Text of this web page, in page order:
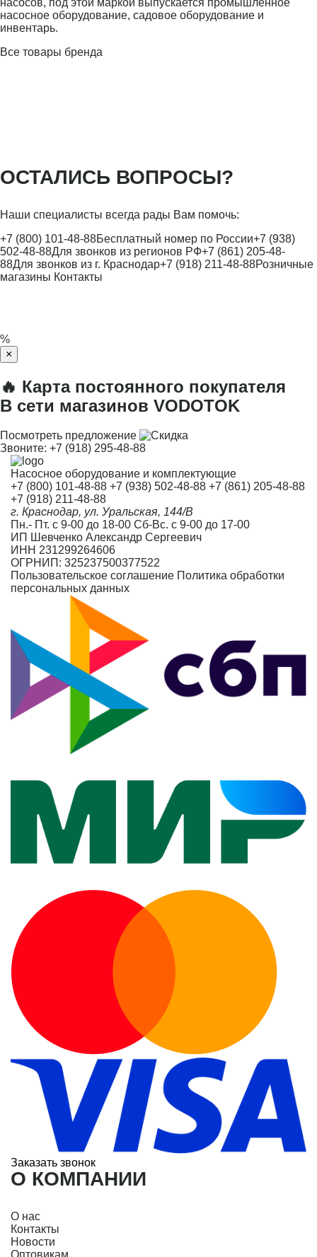
насосное оборудование, садовое оборудование и
инвентарь.
Все товары бренда
ОСТАЛИСЬ ВОПРОСЫ?
Наши специалисты всегда рады Вам помочь:
+7 (800) 101-48-88Бесплатный номер по России+7 (938)
502-48-88Для звонков из регионов РФ+7 (861) 205-48-
88Для звонков из г. Краснодар+7 (918) 211-48-88Розничные
магазины Контакты
%
×
🔥 Карта постоянного покупателя
В сети магазинов VODOTOK
Посмотреть предложение
Звоните: +7 (918) 295-48-88
Насосное оборудование и комплектующие
+7 (800) 101-48-88 +7 (938) 502-48-88 +7 (861) 205-48-88
+7 (918) 211-48-88
г. Краснодар, ул. Уральская, 144/В
Пн.- Пт. с 9-00 до 18-00 Сб-Вс. с 9-00 до 17-00
ИП Шевченко Александр Сергеевич
ИНН 231299264606
ОГРНИП: 325237500377522
Пользовательское соглашение Политика обработки
персональных данных
Заказать звонок
О КОМПАНИИ
О нас
Контакты
Новости